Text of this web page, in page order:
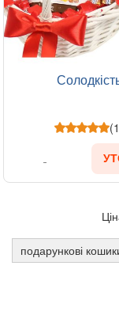
подарункові